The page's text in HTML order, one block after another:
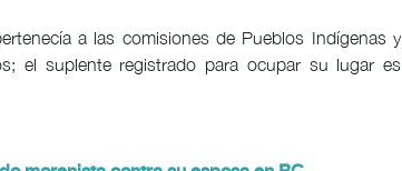
a las comisiones de Pueblos Indígenas y
el suplente registrado para ocupar su lugar es